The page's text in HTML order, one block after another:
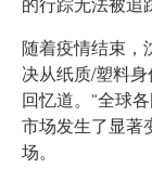
的行踪无法被追
随着疫情结束，
决从纸质/塑料
回忆道。“全球
市场发生了显著
场。